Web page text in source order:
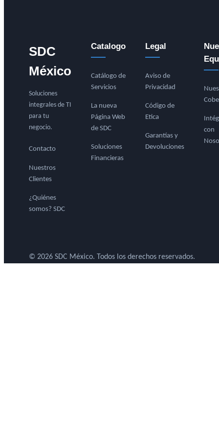
SDC
México
Soluciones
integrales de TI
para tu
negocio.
Contacto
Nuestros
Clientes
¿Quiénes
somos? SDC
Catalogo
Catálogo de
Servicios
La nueva
Página Web
de SDC
Soluciones
Financieras
Legal
Aviso de
Privacidad
Código de
Etica
Garantías y
Devoluciones
con
© 2026 SDC México. Todos los derechos reservados.